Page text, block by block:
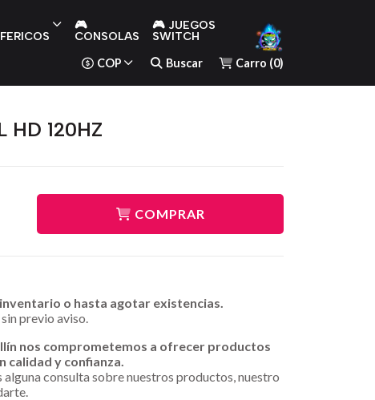
🎮
CONSOLAS
🎮 JUEGOS
SWITCH
COP Buscar Carro (0)
HD 120HZ
COMPRAR
o hasta agotar existencias.
previo aviso.
nos comprometemos a ofrecer productos
calidad y confianza.
alguna consulta sobre nuestros productos, nuestro